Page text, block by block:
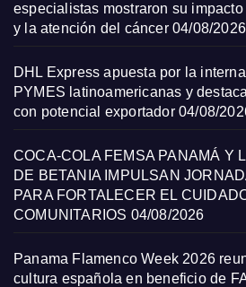
especialistas mostraron su
y la atención del cáncer 04/08/2026
DHL Express apuesta por la
PYMES latinoamericanas y
con potencial exportador 04/08/
COCA-COLA FEMSA PANAMÁ Y
DE BETANIA IMPULSAN
PARA FORTALECER EL
COMUNITARIOS 04/08/2026
Panama Flamenco Week 2026
cultura española en beneficio de